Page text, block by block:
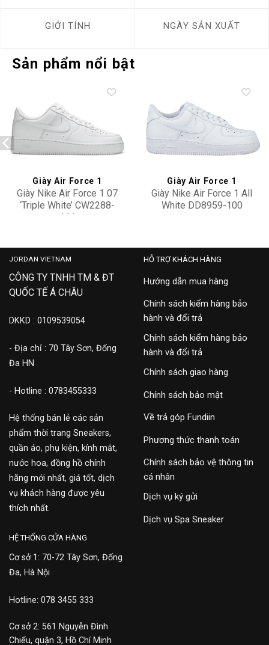
GIỚI TÍNH NGÀY SẢN XUẤT
Sản phẩm nổi bật
Add to
wishlist
Giày Air Force 1
Giày Nike Air Force 1 07
‘Triple White’ CW2288-
111
Add to
Giày Air Force 1
Giày Nike Air Force 1 All
White DD8959-100
JORDAN VIETNAM
CÔNG TY TNHH TM & ĐT
QUỐC TẾ Á CHÂU
DKKD : 0109539054
- Địa chỉ : 70 Tây Sơn, Đống
Đa HN
- Hotline : 0783455333
Hệ thống bán lẻ các sản
phẩm thời trang Sneakers,
quần áo, phụ kiện, kính mắt,
nước hoa, đồng hồ chính
hãng mới nhất, giá tốt, dịch
vụ khách hàng được yêu
thích nhất.
HỖ TRỢ KHÁCH HÀNG
Hướng dẫn mua hàng
Chính sách kiểm hàng bảo
hành và đổi trả
Chính sách kiểm hàng bảo
hành và đổi trả
Chính sách giao hàng
Chính sách bảo mật
Về trả góp Fundiin
Phương thức thanh toán
Chính sách bảo vệ thông tin
cá nhân
Dịch vụ ký gửi
Dịch vụ Spa Sneaker
HỆ THỐNG CỬA HÀNG
Cơ sở 1: 70-72 Tây Sơn, Đống
Đa, Hà Nội
Hotline: 078 3455 333
Cơ sở 2: 561 Nguyễn Đình
Chiểu, quận 3, Hồ Chí Minh